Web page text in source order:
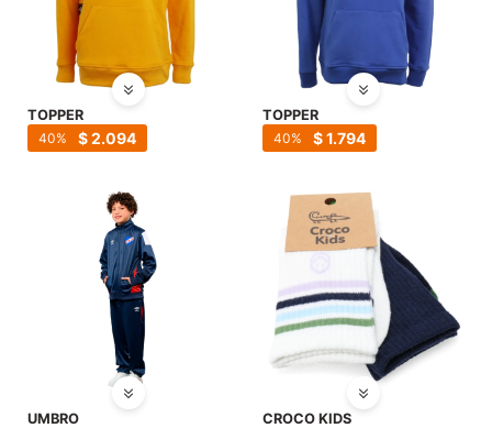
TOPPER
$2.094
40
TOPPER
$1.794
40
UMBRO CROCO KIDS